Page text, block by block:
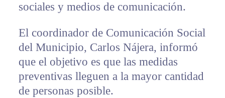
sociales y medios de comunicación.
El coordinador de Comunicación Social
del Municipio, Carlos Nájera, informó
que el objetivo es que las medidas
preventivas lleguen a la mayor cantidad
de personas posible.